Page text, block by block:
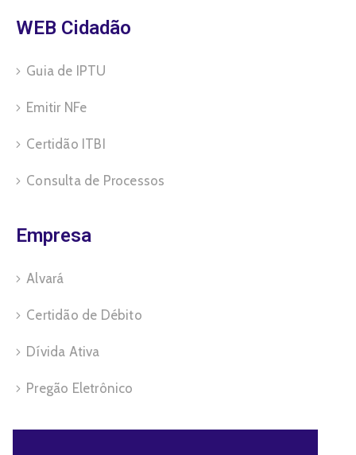
WEB Cidadão
Guia de IPTU
Emitir NFe
Certidão ITBI
Consulta de Processos
Empresa
Alvará
Certidão de Débito
Dívida Ativa
Pregão Eletrônico